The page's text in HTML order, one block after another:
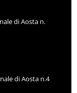
di Aosta n.
di Aosta n.4